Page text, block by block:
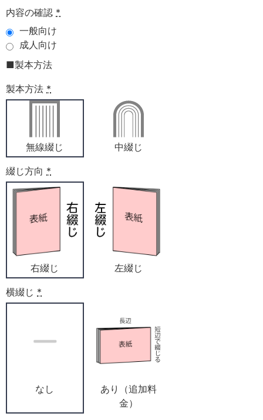
内容の確認 *
一般向け
成人向け
■製本方法
製本方法 *
無線綴じ 中綴じ
綴じ方向 *
右綴じ 左綴じ
横綴じ *
なし
あり（追加料
金）